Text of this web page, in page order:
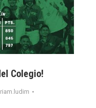
Colegio!